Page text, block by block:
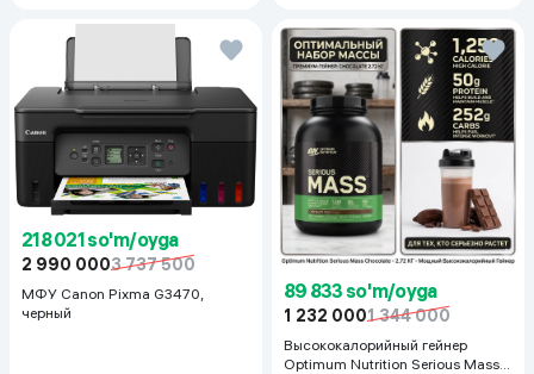
218 021 so'm/oyga
2 990 0003 737 500
МФУ Canon Pixma G3470,
черный
89 833 so'm/oyga
1 232 0001 344 000
Высококалорийный гейнер
Optimum Nutrition Serious Mass,